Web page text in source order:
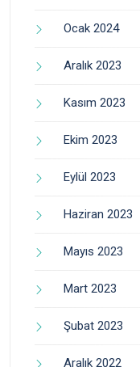
Ocak 2024
Aralık 2023
Kasım 2023
Ekim 2023
Eylül 2023
Haziran 2023
Mayıs 2023
Mart 2023
Şubat 2023
Aralık 2022